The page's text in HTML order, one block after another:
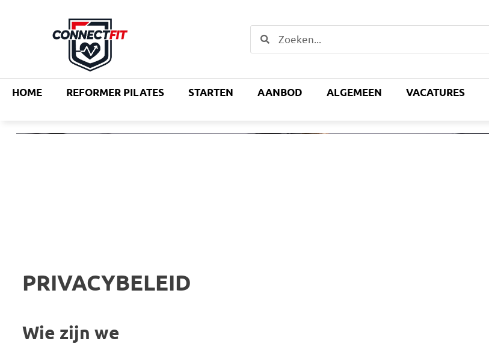
HOME REFORMER PILATES STARTEN AANBOD ALGEMEEN VACATURES
Klik hier >>
PRIVACYBELEID
Wie zijn we